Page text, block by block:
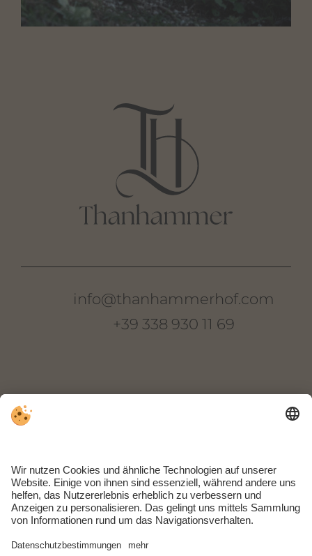
info@thanhammerhof.com
+39 338 930 11 69
I-39018 Terlan
Südtirol | Italien
ANREISE